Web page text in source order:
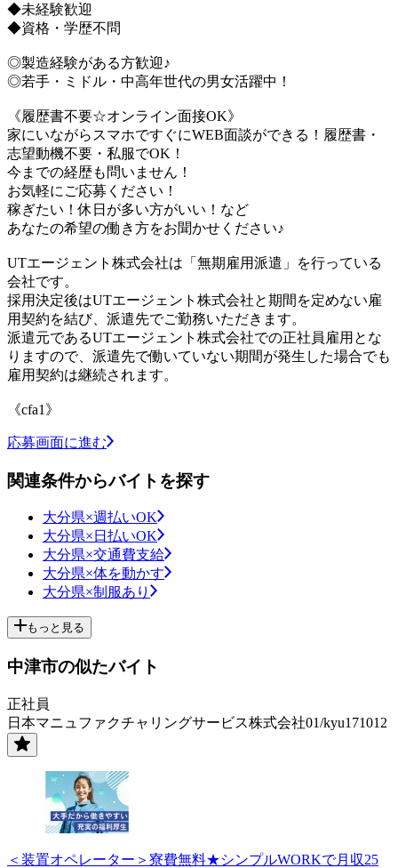
◆未経験歓迎
◆資格・学歴不問
◎製造経験がある方歓迎♪
◎若手・ミドル・中高年世代の男女活躍中！
《履歴書不要☆オンライン面接OK》
家にいながらスマホですぐにWEB面談ができる！履歴書・
志望動機不要・私服でOK！
今までの経歴も問いません！
お気軽にご応募ください！
稼ぎたい！休日が多い方がいい！など
あなたの希望の働き方をお聞かせください♪
UTエージェント株式会社は「無期雇用派遣」を行っている
会社です。
採用決定後はUTエージェント株式会社と期間を定めない雇
用契約を結び、派遣先でご勤務いただきます。
派遣元であるUTエージェント株式会社での正社員雇用とな
りますので、派遣先で働いていない期間が発生した場合でも
雇用契約は継続されます。
《cfa1》
応募画面に進む
関連条件からバイトを探す
大分県×週払いOK
大分県×日払いOK
大分県×交通費支給
大分県×体を動かす
大分県×制服あり
もっと見る
中津市の似たバイト
正社員
日本マニュファクチャリングサービス株式会社01/kyu171012
＜装置オペレーター＞寮費無料★シンプルWORKで月収25